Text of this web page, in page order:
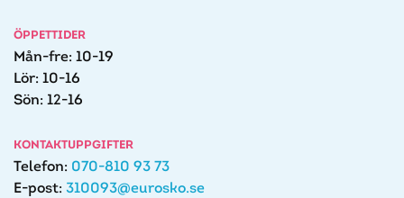
ÖPPETTIDER
Mån-fre: 10-19
Lör: 10-16
Sön: 12-16
KONTAKTUPPGIFTER
Telefon: 070-810 93 73
E-post: 310093@eurosko.se